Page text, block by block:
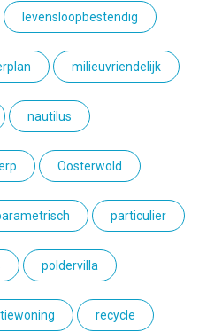
levensloopbestendig
milieuvriendelijk
nautilus
Oosterwold
particulier
poldervilla
recycle